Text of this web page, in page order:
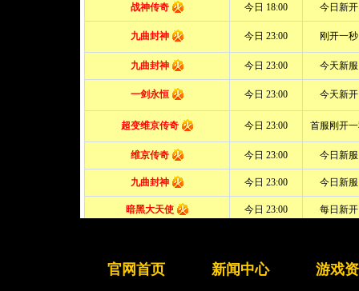
官网首页 新闻中心 游戏